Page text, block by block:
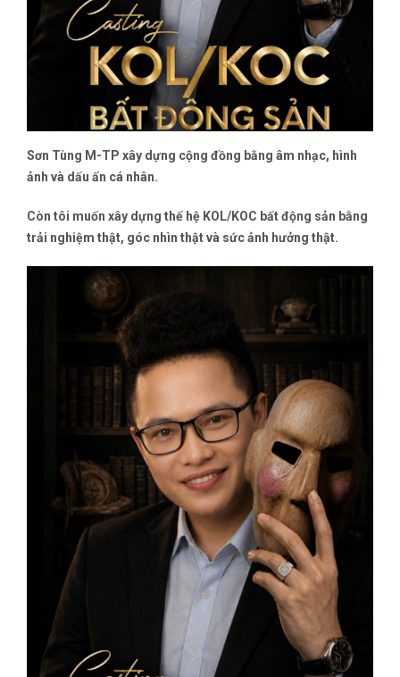
Sơn Tùng M-TP xây dựng cộng đồng bằng âm nhạc, hình
ảnh và dấu ấn cá nhân.
Còn tôi muốn xây dựng thế hệ KOL/KOC bất động sản bằng
trải nghiệm thật, góc nhìn thật và sức ảnh hưởng thật.